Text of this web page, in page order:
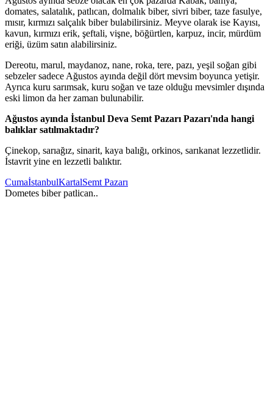
domates, salatalık, patlıcan, dolmalık biber, sivri biber, taze fasulye,
mısır, kırmızı salçalık biber bulabilirsiniz. Meyve olarak ise Kayısı,
kavun, kırmızı erik, şeftali, vişne, böğürtlen, karpuz, incir, mürdüm
eriği, üzüm satın alabilirsiniz.
Dereotu, marul, maydanoz, nane, roka, tere, pazı, yeşil soğan gibi
sebzeler sadece Ağustos ayında değil dört mevsim boyunca yetişir.
Ayrıca kuru sarımsak, kuru soğan ve taze olduğu mevsimler dışında
eski limon da her zaman bulunabilir.
Ağustos ayında İstanbul Deva Semt Pazarı Pazarı'nda hangi
balıklar satılmaktadır?
Çinekop, sarıağız, sinarit, kaya balığı, orkinos, sarıkanat lezzetlidir.
İstavrit yine en lezzetli balıktır.
CumaİstanbulKartalSemt Pazarı
Dometes biber patlican..